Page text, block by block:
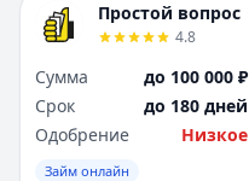
Простой вопрос
4.8
Сумма
до 100 000 ₽
Срок
до 180 дней
Одобрение
Низкое
Займ онлайн